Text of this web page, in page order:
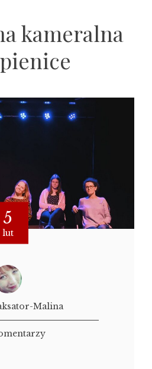
kameralna
5
lut
Malina